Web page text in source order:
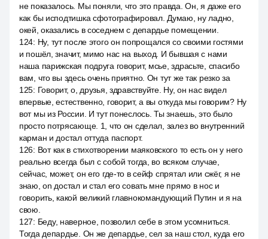
не показалось. Мы поняли, что это правда. Он, я даже его
как бы исподтишка сфотографировал. Думаю, ну ладно,
окей, оказались в соседнем с депардье помещении.
124: Ну, тут после этого он попрощался со своими гостями
и пошёл, значит, мимо нас на выход. И бывшая с нами
наша парижская подруга говорит, мсье, здрасьте, спасибо
вам, что вы здесь очень приятно. Он тут же так резко за
125: Говорит, о, друзья, здравствуйте. Ну, он нас видел
впервые, естественно, говорит, а вы откуда мы говорим? Ну
вот мы из России. И тут понеслось. Ты знаешь, это было
просто потрясающе. 1, что он сделал, залез во внутренний
карман и достал оттуда паспорт.
126: Вот как в стихотворении маяковского то есть он у него
реально всегда был с собой тогда, во всяком случае,
сейчас, может, он его где-то в сейф спрятал или сжёг, я не
знаю, on достал и стал его совать мне прямо в нос и
говорить, какой великий главнокомандующий Путин и я на
свою.
127: Беду, наверное, позволил себе в этом усомниться.
Тогда депардье. Он же депардье, сел за наш стол, куда его